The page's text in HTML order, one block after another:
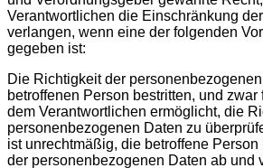
Verantwortlichen die Einschränkung
verlangen, wenn eine der folgenden
gegeben ist:
Die Richtigkeit der
betroffenen Person bestritten, und
dem Verantwortlichen ermöglicht, die
personenbezogenen Daten zu
ist unrechtmäßig, die betroffene
der personenbezogenen Daten ab und